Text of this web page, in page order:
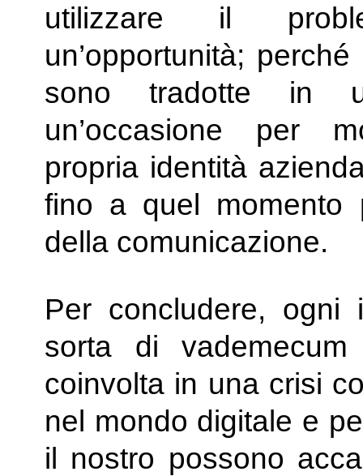
utilizzare il
un’opportunità;
sono tradotte in
un’occasione per
propria identità
fino a quel momento
della comunicazione.
Per concludere,
sorta di
coinvolta in una crisi
nel mondo digitale e
il nostro possono